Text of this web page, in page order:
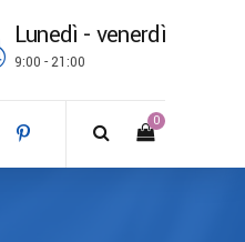
Lunedì - venerdì
9:00 - 21:00
0